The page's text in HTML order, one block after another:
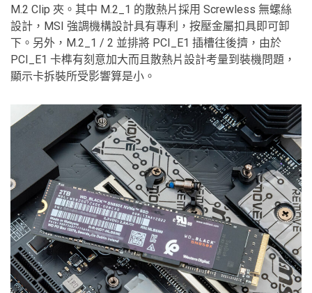
M.2 Clip 夾。其中 M.2_1 的散熱片採用 Screwless 無螺絲
設計，MSI 強調機構設計具有專利，按壓金屬扣具即可卸
下。另外，M.2_1 / 2 並排將 PCI_E1 插槽往後擠，由於
PCI_E1 卡榫有刻意加大而且散熱片設計考量到裝機問題，
顯示卡拆裝所受影響算是小。